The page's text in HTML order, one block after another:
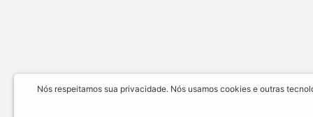
Nós respeitamos sua privacidade. Nós usamos cookies e outras